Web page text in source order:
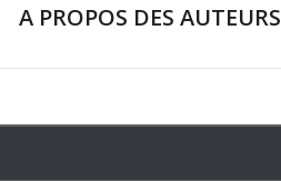
A PROPOS DES AUTEURS